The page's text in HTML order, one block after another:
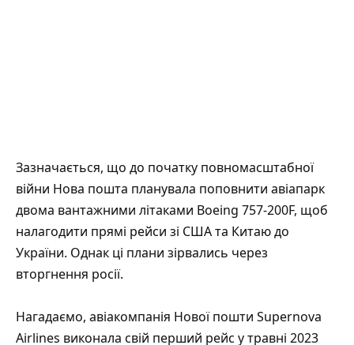
Зазначається, що до початку повномасштабної
війни Нова пошта планувала поповнити авіапарк
двома вантажними літаками Boeing 757-200F, щоб
налагодити прямі рейси зі США та Китаю до
України. Однак ці плани зірвались через
вторгнення росії.
Нагадаємо, авіакомпанія Нової пошти Supernova
Airlines виконала свій перший рейс у травні 2023